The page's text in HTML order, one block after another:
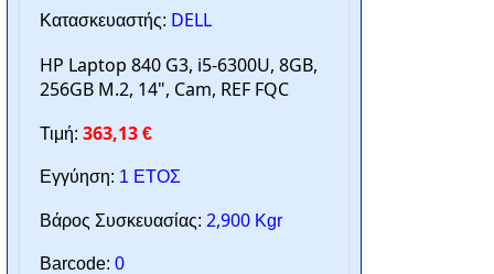
Κατασκευαστής: DELL
HP Laptop 840 G3, i5-6300U, 8GB,
256GB M.2, 14", Cam, REF FQC
Τιμή: 363,13 €
Εγγύηση: 1 ΕΤΟΣ
Βάρος Συσκευασίας: 2,900 Kgr
Barcode: 0